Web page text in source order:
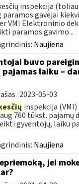
inspekcija (toliau
gavėjai
VMI Elektroninio
paramos gavimo...
Naujiena
buvo
laiku –
2023-05-03
inspekcija
760 tūkst. pajamų
gyventojų, laiku
Naujiena
jei